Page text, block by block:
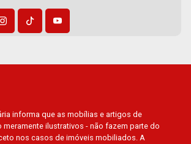
Avenida João Fiúsa,
Boa Vista | Ribeirão Preto
informa que as mobílias e artigos de
meramente ilustrativos - não fazem parte do
nos casos de imóveis mobiliados. A